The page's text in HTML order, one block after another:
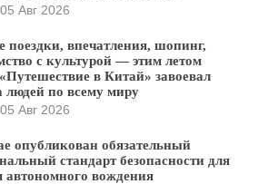
05 Авг 2026
поездки, впечатления, шопинг,
с культурой — этим летом
в Китай» завоевал
людей по всему миру
05 Авг 2026
опубликован обязательный
стандарт безопасности для
автономного вождения